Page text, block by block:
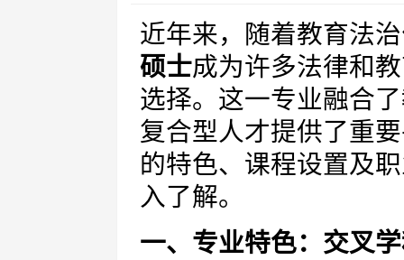
近年来，随着教育法
硕士成为许多法律和
选择。这一专业融合
复合型人才提供了重
的特色、课程设置及
入了解。
一、专业特色：交叉